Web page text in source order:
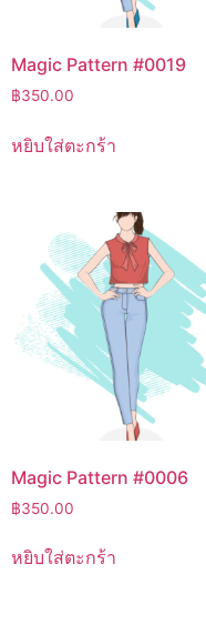
Magic Pattern #0019
฿350.00
หยิบใส่ตะกร้า
Magic Pattern #0006
฿350.00
หยิบใส่ตะกร้า